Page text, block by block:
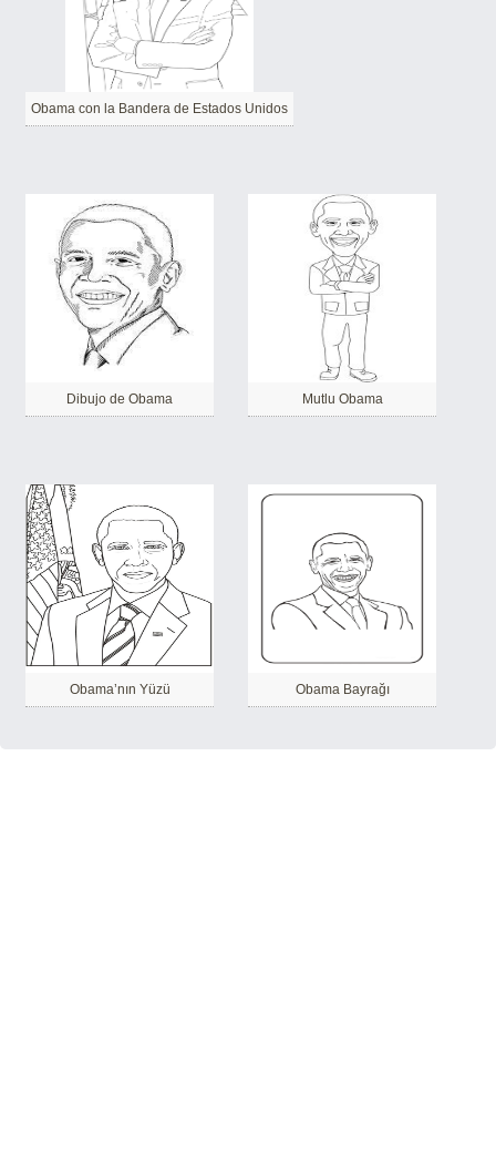
Obama con la Bandera de Estados Unidos
Dibujo de Obama Mutlu Obama
Obama’nın Yüzü Obama Bayrağı